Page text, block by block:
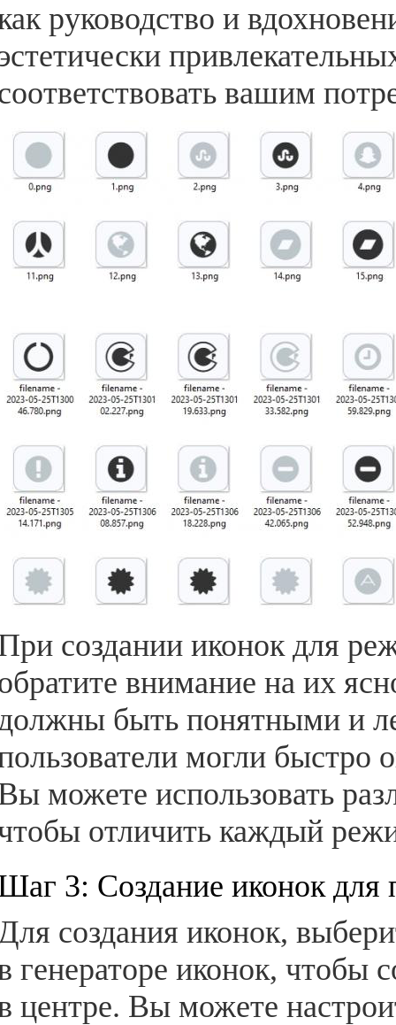
руководство и
вашим
создании иконок для
внимание на их
быть понятными и
могли быстро
можете использовать
отличить каждый
3: Создание иконок для
создания иконок,
генераторе иконок, чтобы
центре. Вы можете